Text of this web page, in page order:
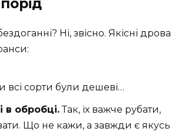
Ні, звісно. Якісні дрова
всі сорти були дешеві…
в обробці.Так, їх важче рубати,
Що не кажи, а завжди є якусь